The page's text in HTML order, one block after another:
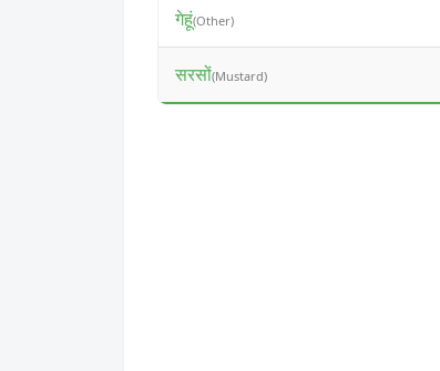
गेहूं(Other)
सरसों(Mustard)